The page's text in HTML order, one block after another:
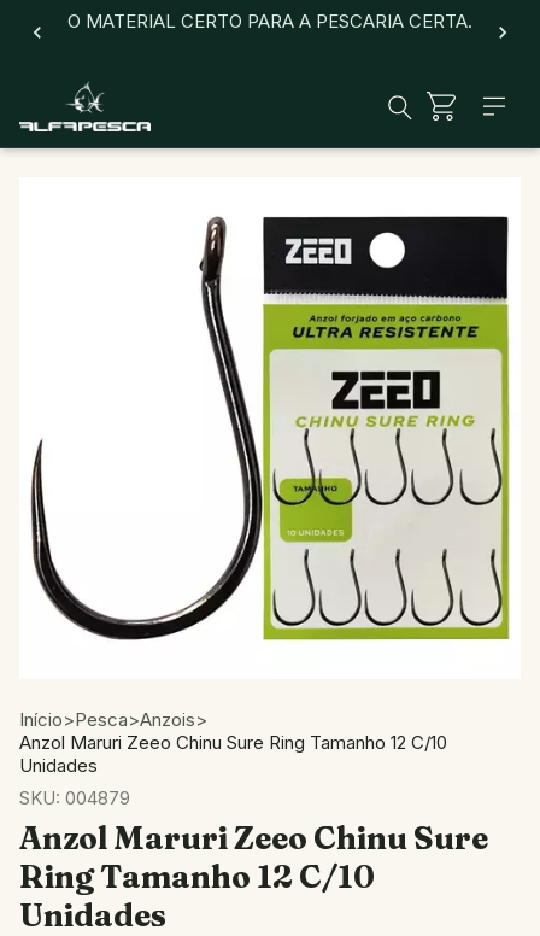
O MATERIAL CERTO PARA A PESCARIA CERTA.
Início>Pesca>Anzois>
Anzol Maruri Zeeo Chinu Sure Ring Tamanho 12 C/10
Unidades
SKU: 004879
Anzol Maruri Zeeo Chinu Sure
Ring Tamanho 12 C/10
Unidades